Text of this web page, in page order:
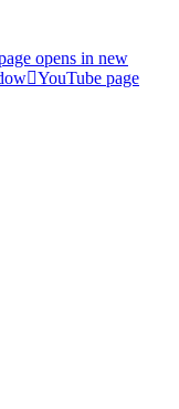
opens in new
YouTube page